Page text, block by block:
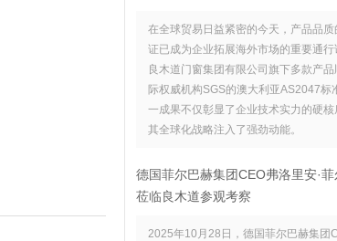
在全球贸易日益紧密的今天，产品品质
证已成为企业拓展海外市场的重要通行
良木道门窗集团有限公司旗下多款产品
际权威机构SGS的澳大利亚AS2047标
一成果不仅彰显了企业技术实力的硬核
其全球化战略注入了强劲动能。
德国菲尔巴赫集团CEO弗洛里安·
莅临良木道参观考察
2025年10月28日，德国菲尔巴赫集团